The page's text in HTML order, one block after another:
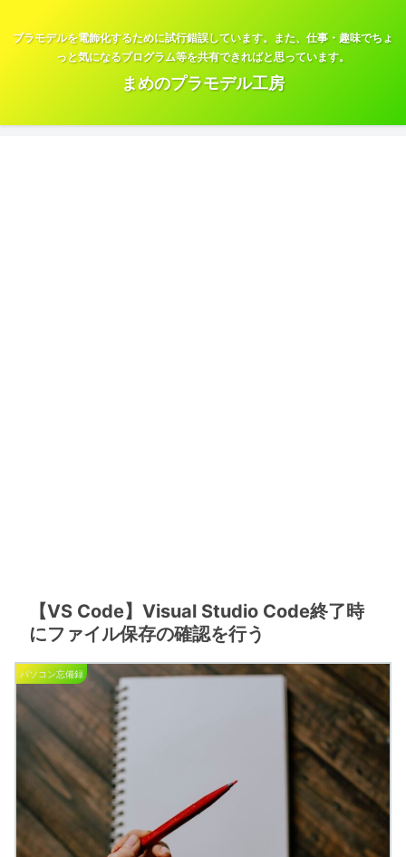
プラモデルを電飾化するために試行錯誤しています。また、仕事・趣味でちょ
っと気になるプログラム等を共有できればと思っています。
まめのプラモデル工房
【VS Code】Visual Studio Code終了時
にファイル保存の確認を行う
パソコン忘備録